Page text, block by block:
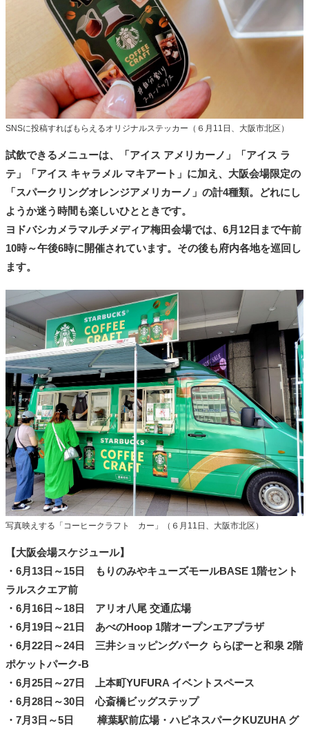
SNSに投稿すればもらえるオリジナルステッカー（６月11日、大阪市北区）
試飲できるメニューは、「アイス アメリカーノ」「アイス ラ
テ」「アイス キャラメル マキアート」に加え、大阪会場限定の
「スパークリングオレンジアメリカーノ」の計4種類。どれにし
ようか迷う時間も楽しいひとときです。
ヨドバシカメラマルチメディア梅田会場では、6月12日まで午前
10時～午後6時に開催されています。その後も府内各地を巡回し
ます。
写真映えする「コーヒークラフト カー」（６月11日、大阪市北区）
【大阪会場スケジュール】
・6月13日～15日 もりのみやキューズモールBASE 1階セント
ラルスクエア前
・6月16日～18日 アリオ八尾 交通広場
・6月19日～21日 あべのHoop 1階オープンエアプラザ
・6月22日～24日 三井ショッピングパーク ららぽーと和泉 2階
ポケットパーク-B
・6月25日～27日 上本町YUFURA イベントスペース
・6月28日～30日 心斎橋ビッグステップ
・7月3日～5日 樟葉駅前広場・ハピネスパークKUZUHA グ